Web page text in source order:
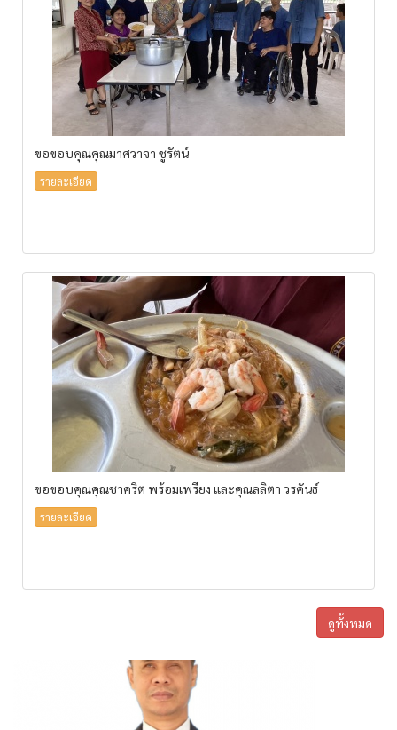
ขอขอบคุณคุณมาศวาจา ชูรัตน์
รายละเอียด
ขอขอบคุณคุณชาคริต พร้อมเพรียง และคุณลลิตา วรคันธ์
รายละเอียด
ดูทั้งหมด